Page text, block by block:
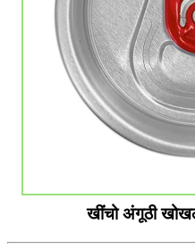
खींचो अंगूठी